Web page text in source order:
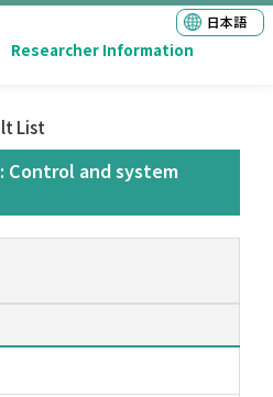
Researcher Information
日本語
List
Control and system